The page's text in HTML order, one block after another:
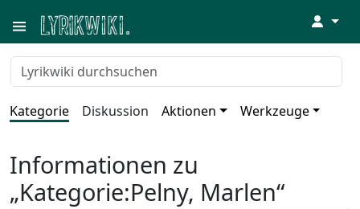
↓
Kategorie Diskussion Aktionen Werkzeuge
Informationen zu
„Kategorie:Pelny, Marlen“